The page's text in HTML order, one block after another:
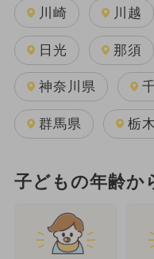
川崎 川越
日光 那須
神奈川県
群馬県 栃
子どもの年齢か